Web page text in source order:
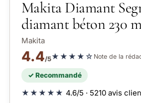
Makita Diamant
diamant béton 230
Makita
4.4/5★★★★☆ Note de la
✓ Recommandé
★★★★★ 4.6/5 · 5210 avis